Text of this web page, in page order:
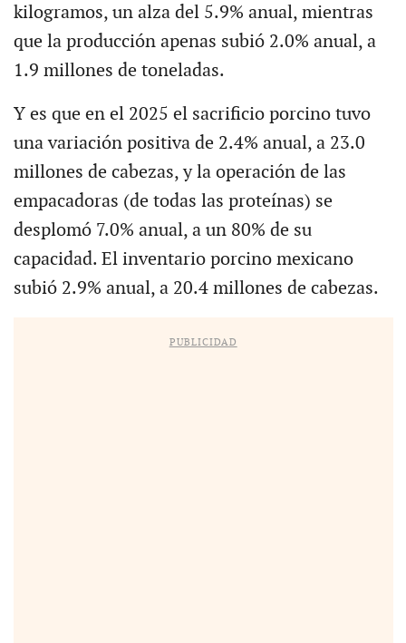
kilogramos, un alza del 5.9% anual, mientras
que la producción apenas subió 2.0% anual, a
1.9 millones de toneladas.
Y es que en el 2025 el sacrificio porcino tuvo
una variación positiva de 2.4% anual, a 23.0
millones de cabezas, y la operación de las
empacadoras (de todas las proteínas) se
desplomó 7.0% anual, a un 80% de su
capacidad. El inventario porcino mexicano
subió 2.9% anual, a 20.4 millones de cabezas.
PUBLICIDAD